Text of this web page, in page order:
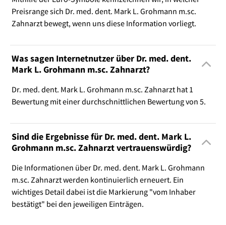
Preisrange sich Dr. med. dent. Mark L. Grohmann m.sc.
Zahnarzt bewegt, wenn uns diese Information vorliegt.
Was sagen Internetnutzer über Dr. med. dent.
Mark L. Grohmann m.sc. Zahnarzt?
Dr. med. dent. Mark L. Grohmann m.sc. Zahnarzt hat 1
Bewertung mit einer durchschnittlichen Bewertung von 5.
Sind die Ergebnisse für Dr. med. dent. Mark L.
Grohmann m.sc. Zahnarzt vertrauenswürdig?
Die Informationen über Dr. med. dent. Mark L. Grohmann
m.sc. Zahnarzt werden kontinuierlich erneuert. Ein
wichtiges Detail dabei ist die Markierung "vom Inhaber
bestätigt" bei den jeweiligen Einträgen.